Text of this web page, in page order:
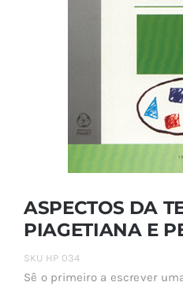
ASPECTOS DA
PIAGETIANA E
SKU HP 034
Sê o primeiro a escrever